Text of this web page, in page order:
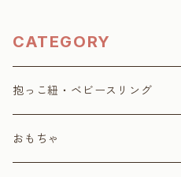
CATEGORY
抱っこ紐・ベビースリング
抱っこ紐
おもちゃ